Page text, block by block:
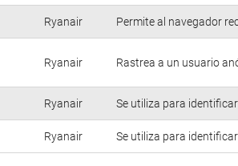
Ryanair Permite al navegador
Ryanair Rastrea a un usuario
Ryanair Se utiliza para
Ryanair Se utiliza para